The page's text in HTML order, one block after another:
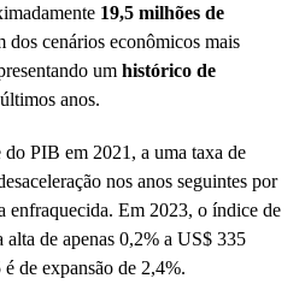
19,5 milhões de
dos cenários econômicos mais
um histórico de
anos.
PIB em 2021, a uma taxa de
nos anos seguintes por
enfraquecida. Em 2023, o índice de
de apenas 0,2% a US$ 335
de expansão de 2,4%.